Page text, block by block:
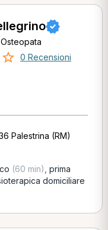
0 Recensioni
Palestrina (RM)
(60 min) prima
domiciliare